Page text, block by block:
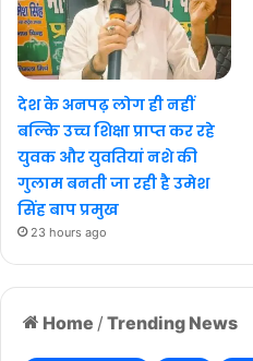
Home / Trending News
देश के अनपढ़ लोग ही नहीं
बल्कि उच्च शिक्षा प्राप्त कर रहे
युवक और युवतियां नशे की
गुलाम बनती जा रही है उमेश
सिंह बाप प्रमुख
23 hours ago